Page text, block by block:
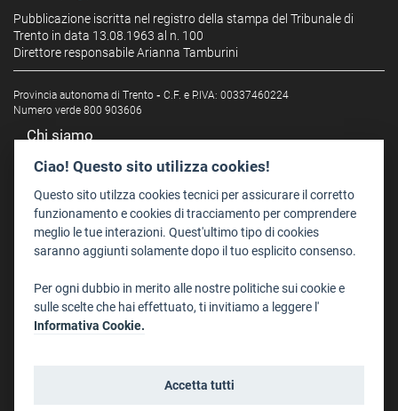
Pubblicazione iscritta nel registro della stampa del Tribunale di
Trento in data 13.08.1963 al n. 100
Direttore responsabile Arianna Tamburini
Provincia autonoma di Trento - C.F. e P.IVA: 00337460224
Numero verde 800 903606
Chi siamo
Redazione
Staff
Format - Centro Audiovisivi
Trentino Film Commission
Dove Siamo
Struttura di riferimento
Ciao! Questo sito utilizza cookies!
Questo sito utilzza cookies tecnici per assicurare il corretto
funzionamento e cookies di tracciamento per comprendere
meglio le tue interazioni. Quest'ultimo tipo di cookies
saranno aggiunti solamente dopo il tuo esplicito consenso.
Per ogni dubbio in merito alle nostre politiche sui cookie e
sulle scelte che hai effettuato, ti invitiamo a leggere l'
Informativa Cookie.
Accetta tutti